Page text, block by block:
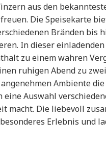
aus den
Die Speisekarte
Bränden bis
In dieser
zu einem wahren
ruhigen Abend zu
Ambiente
Auswahl
macht. Die liebevoll
Erlebnis und